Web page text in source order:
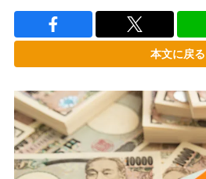
本文に戻る